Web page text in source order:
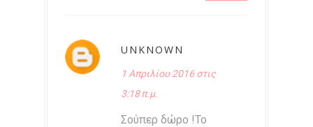
UNKNOWN
1 Απριλίου 2016 στις
3:18 π.μ.
Σούπερ δώρο !Το